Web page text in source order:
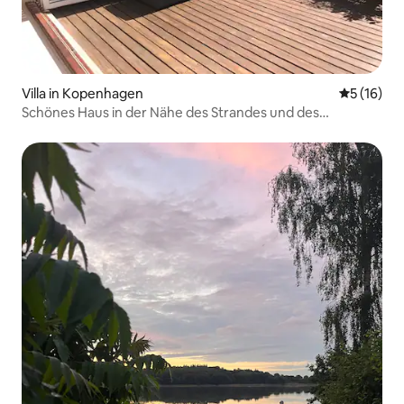
Villa in Kopenhagen
5 (16)
Schönes Haus in der Nähe des Strandes und des